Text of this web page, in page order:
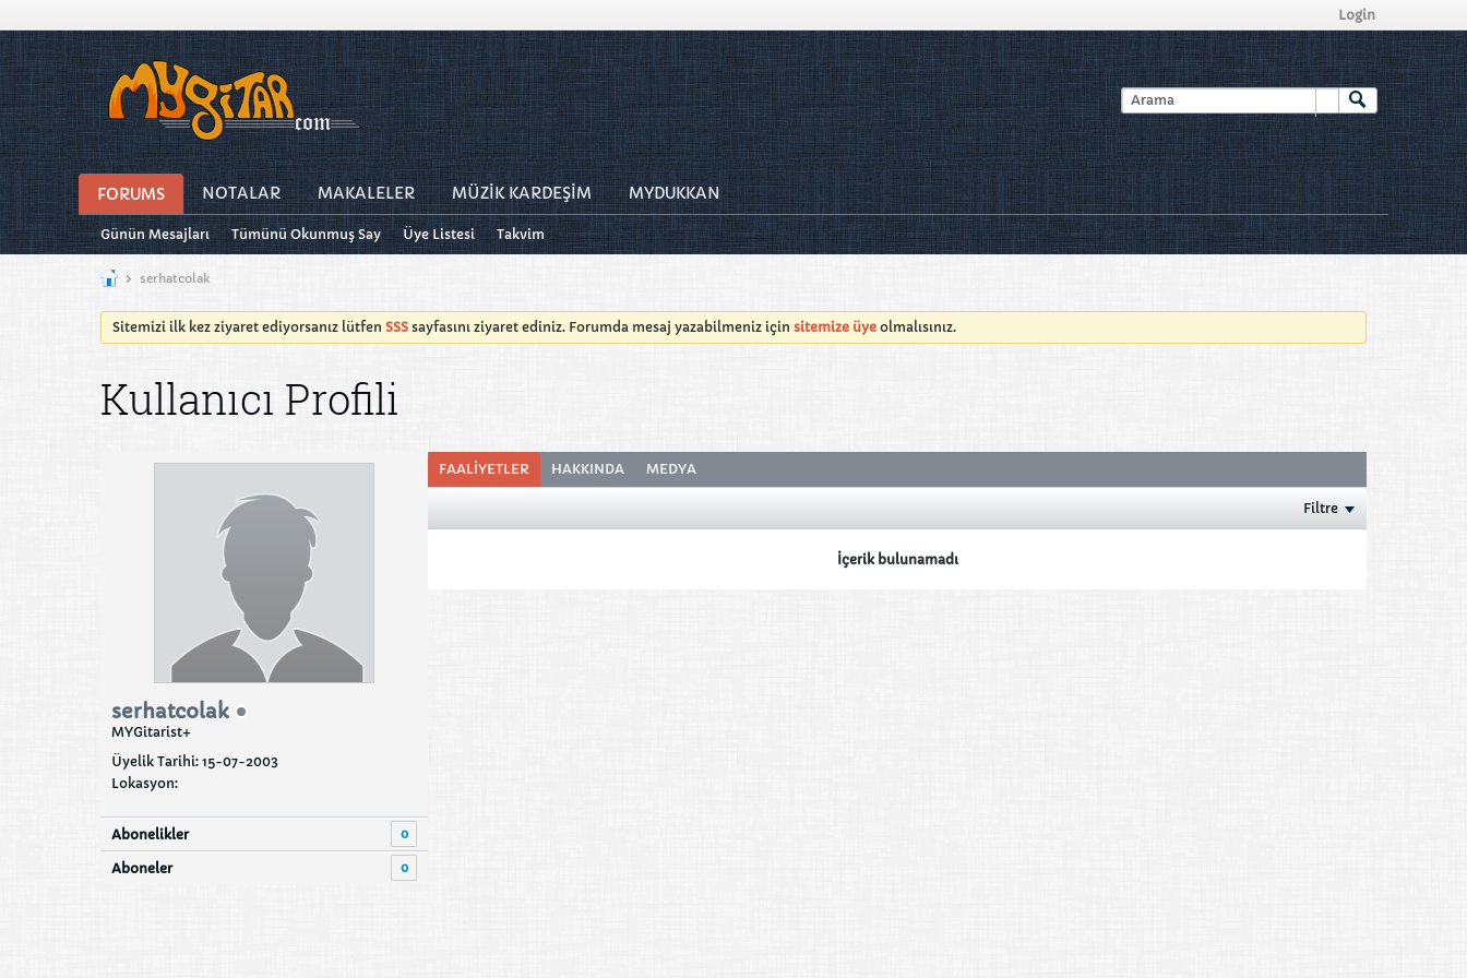
Login
FORUMS NOTALAR MAKALELER MÜZİK KARDEŞİM MYDUKKAN
Günün Mesajları Tümünü Okunmuş Say Üye Listesi Takvim
serhatcolak
Sitemizi ilk kez ziyaret ediyorsanız lütfen SSS sayfasını ziyaret ediniz. Forumda mesaj yazabilmeniz için sitemize üye olmalısınız.
Kullanıcı Profili
serhatcolak
MYGitarist+
Üyelik Tarihi: 15-07-2003
Lokasyon:
Abonelikler 0
Aboneler 0
FAALIYETLER HAKKINDA MEDYA
Filtre
İçerik bulunamadı